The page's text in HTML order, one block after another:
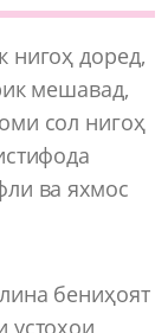
нигоҳ доред,
мешавад,
сол нигоҳ
ва яхмос
бениҳоят